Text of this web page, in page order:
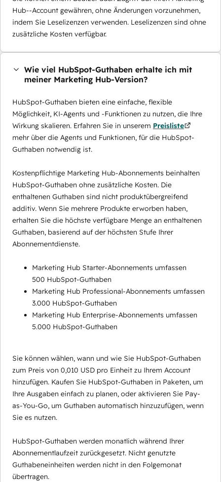
Hub--Account gewähren, ohne Änderungen vorzunehmen,
indem Sie Leselizenzen verwenden. Leselizenzen sind ohne
zusätzliche Kosten verfügbar.
Wie viel HubSpot-Guthaben erhalte ich mit
meiner Marketing Hub-Version?
HubSpot-Guthaben bieten eine einfache, flexible
Möglichkeit, KI-Agents und -Funktionen zu nutzen, die Ihre
Wirkung skalieren. Erfahren Sie in unserem Preisliste
mehr über die Agents und Funktionen, für die HubSpot-
Guthaben notwendig ist.
Kostenpflichtige Marketing Hub-Abonnements beinhalten
HubSpot-Guthaben ohne zusätzliche Kosten. Die
enthaltenen Guthaben sind nicht produktübergreifend
additiv. Wenn Sie mehrere Produkte erworben haben,
erhalten Sie die höchste verfügbare Menge an enthaltenen
Guthaben, basierend auf der höchsten Stufe Ihrer
Abonnementdienste.
Marketing Hub Starter-Abonnements umfassen
500 HubSpot-Guthaben
Marketing Hub Professional-Abonnements umfassen
3.000 HubSpot-Guthaben
Marketing Hub Enterprise-Abonnements umfassen
5.000 HubSpot-Guthaben
Sie können wählen, wann und wie Sie HubSpot-Guthaben
zum Preis von 0,010 USD pro Einheit zu Ihrem Account
hinzufügen. Kaufen Sie HubSpot-Guthaben in Paketen, um
Ihre Ausgaben einfach zu planen, oder aktivieren Sie Pay-
as-You-Go, um Guthaben automatisch hinzuzufügen, wenn
Sie es nutzen.
HubSpot-Guthaben werden monatlich während Ihrer
Abonnementlaufzeit zurückgesetzt. Nicht genutzte
Guthabeneinheiten werden nicht in den Folgemonat
übertragen.